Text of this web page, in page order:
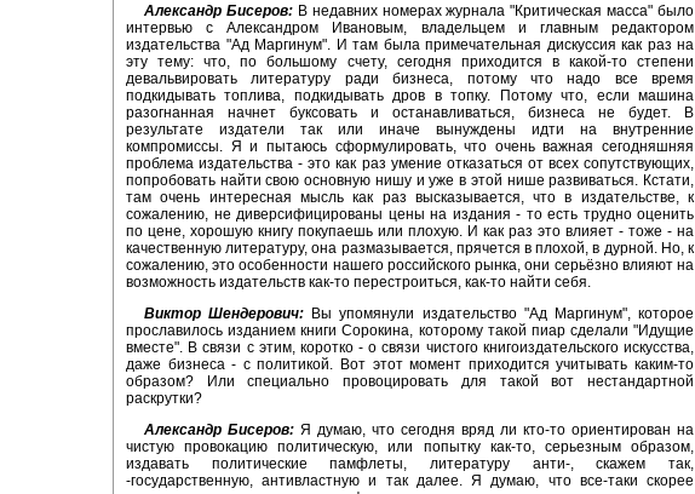
Александр Бисеров:В недавних номерах журнала "Критическая масса" было
интервью с Александром Ивановым, владельцем и главным редактором
издательства "Ад Маргинум". И там была примечательная дискуссия как раз на
эту тему: что, по большому счету, сегодня приходится в какой-то степени
девальвировать литературу ради бизнеса, потому что надо все время
подкидывать топлива, подкидывать дров в топку. Потому что, если машина
разогнанная начнет буксовать и останавливаться, бизнеса не будет. В
результате издатели так или иначе вынуждены идти на внутренние
компромиссы. Я и пытаюсь сформулировать, что очень важная сегодняшняя
проблема издательства - это как раз умение отказаться от всех сопутствующих,
попробовать найти свою основную нишу и уже в этой нише развиваться. Кстати,
там очень интересная мысль как раз высказывается, что в издательстве, к
сожалению, не диверсифицированы цены на издания - то есть трудно оценить
по цене, хорошую книгу покупаешь или плохую. И как раз это влияет - тоже - на
качественную литературу, она размазывается, прячется в плохой, в дурной. Но, к
сожалению, это особенности нашего российского рынка, они серьёзно влияют на
возможность издательств как-то перестроиться, как-то найти себя.
Виктор Шендерович: Вы упомянули издательство "Ад Маргинум", которое
прославилось изданием книги Сорокина, которому такой пиар сделали "Идущие
вместе". В связи с этим, коротко - о связи чистого книгоиздательского искусства,
даже бизнеса - с политикой. Вот этот момент приходится учитывать каким-то
образом? Или специально провоцировать для такой вот нестандартной
раскрутки?
Александр Бисеров: Я думаю, что сегодня вряд ли кто-то ориентирован на
чистую провокацию политическую, или попытку как-то, серьезным образом,
издавать политические памфлеты, литературу анти-, скажем так,
-государственную, антивластную и так далее. Я думаю, что все-таки скорее